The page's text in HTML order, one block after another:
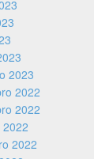
2023
2022
2022
2022